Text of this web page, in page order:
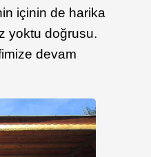
içinin de harika
yoktu doğrusu.
devam